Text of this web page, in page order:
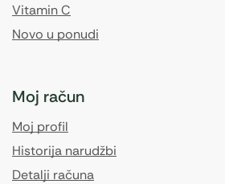
Vitamin C
Novo u ponudi
Moj račun
Moj profil
Historija narudžbi
Detalji računa